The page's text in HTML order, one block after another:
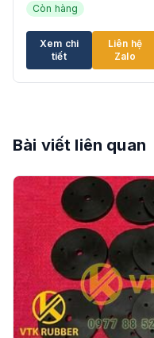
Còn hàng
Xem chi
tiết
Liên hệ
Zalo
Bài viết liên quan